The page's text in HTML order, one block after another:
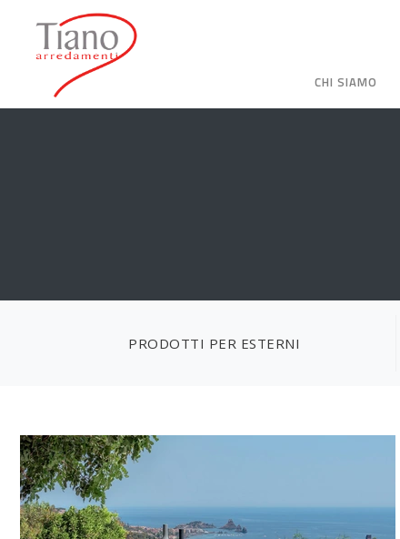
CHI SIAMO
PRODOTTI PER ESTERNI